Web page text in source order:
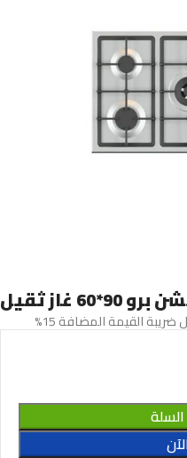
غاز ثقيل
القيمة المضافة 15%